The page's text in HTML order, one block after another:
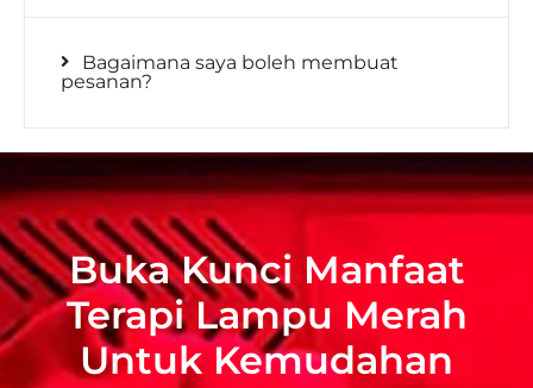
Bagaimana saya boleh membuat
pesanan?
Buka Kunci Manfaat
Terapi Lampu Merah
Untuk Kemudahan